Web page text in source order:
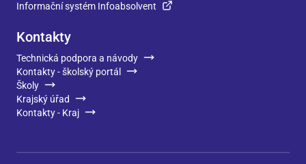
Informační systém Infoabsolvent
Kontakty
Technická podpora a návody
Kontakty - školský portál
Školy
Krajský úřad
Kontakty - Kraj